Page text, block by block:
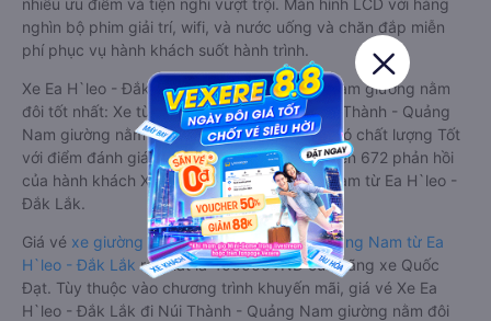
nhiều ưu điểm và tiện nghi vượt trội. Màn hình LCD với hàng
nghìn bộ phim giải trí, wifi, và nước uống và chăn đắp miễn
phí phục vụ hành khách suốt hành trình.
Xe Ea H`leo - Đắk Lắk Núi Thành - Quảng Nam giường nằm
đôi tốt nhất: Xe từ Ea H`leo - Đắk Lắk đi Núi Thành - Quảng
Nam giường nằm đôi được đánh giá chung có chất lượng Tốt
với điểm đánh giá trung bình từ 4.0/5 dựa trên 672 phản hồi
của hành khách Xe về Núi Thành - Quảng Nam từ Ea H`leo -
Đắk Lắk.
Giá vé xe giường nằm đôi đi Núi Thành - Quảng Nam từ Ea
H`leo - Đắk Lắkrẻ nhất là 400000VND của hãng xe Quốc
Đạt. Tùy thuộc vào chương trình khuyến mãi, giá vé Xe Ea
H`leo - Đắk Lắk đi Núi Thành - Quảng Nam giường nằm đôi